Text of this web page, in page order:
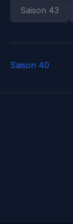
Saison 43
Saison 40